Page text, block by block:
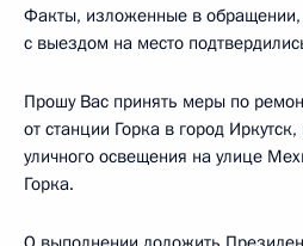
Факты, изложенные в обращении,
с выездом на место
Прошу Вас принять меры по
от станции Горка в город
уличного освещения на улице
Горка.